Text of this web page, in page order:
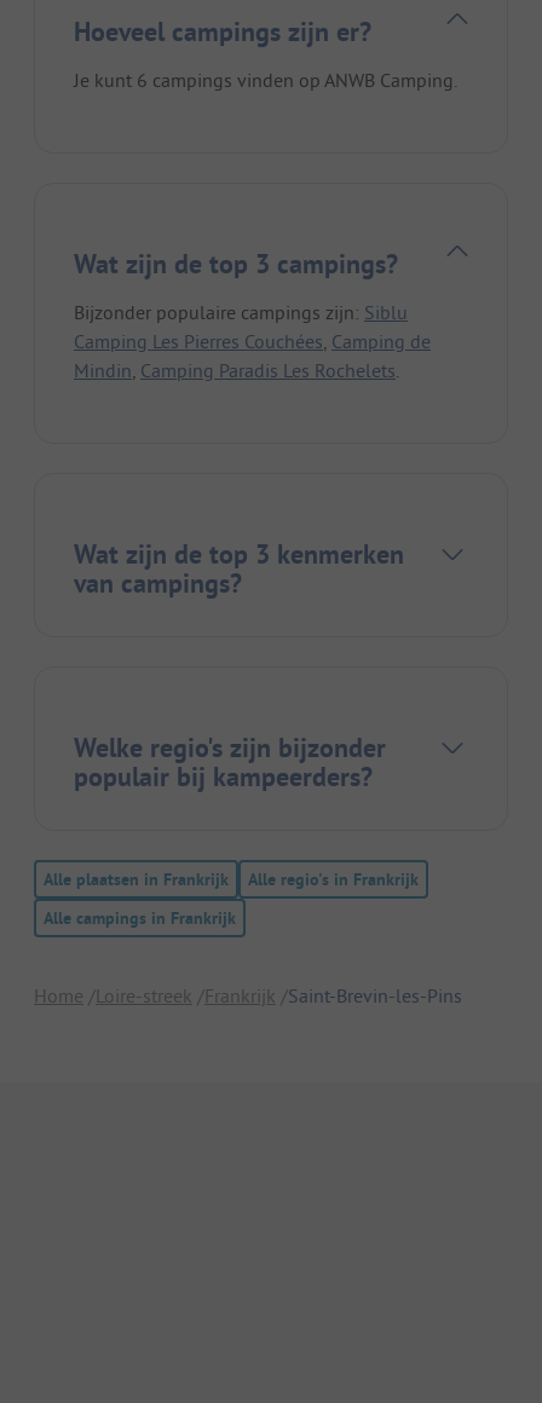
Hoeveel campings zijn er?
Je kunt 6 campings vinden op ANWB Camping.
Wat zijn de top 3 campings?
Bijzonder populaire campings zijn: Siblu
Camping Les Pierres Couchées, Camping de
Mindin, Camping Paradis Les Rochelets.
Wat zijn de top 3 kenmerken
van campings?
Welke regio's zijn bijzonder
populair bij kampeerders?
Alle plaatsen in Frankrijk
Alle regio's in Frankrijk
Alle campings in Frankrijk
Home Loire-streek Frankrijk Saint-Brevin-les-Pins